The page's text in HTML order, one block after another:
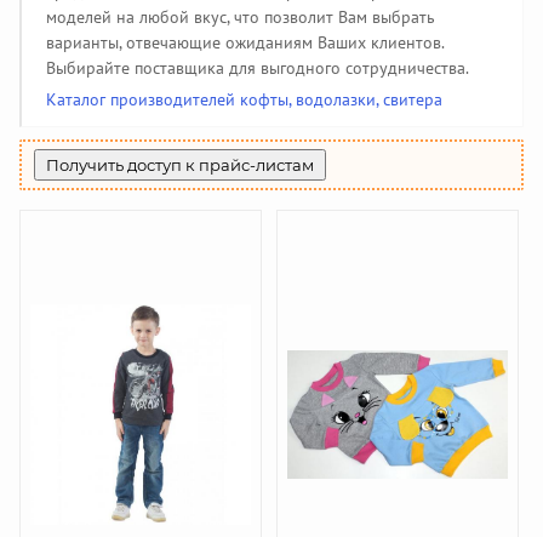
Пеленки, простынки208
Халаты, тапочки 108
Купальники и плавки51
Спортивная одежда391
Вязаная одежда382
Жилеты утепленные 85
Шубы и дубленки
Жакеты детские34
Панамки, шляпки34
Джинсовые сарафаны 6
Джинсовые юбки
Колготки 142
Гольфы 44
Производители галстуков, ремней, подтяжек(18)
Найти производителя
Помощь
моделей на любой вкус, что позволит Вам выбрать
варианты, отвечающие ожиданиям Ваших клиентов.
Выбирайте поставщика для выгодного сотрудничества.
Каталог производителей кофты, водолазки, свитера
Получить доступ к прайс-листам